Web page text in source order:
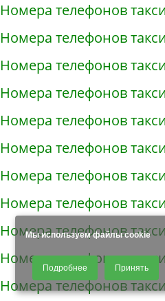
Мы используем файлы cookie
Продолжая использовать наш сайт, Вы
файлов - COOKIES, пользовательских
данные об идентификаторе браузера,
доступа к сайту, история поисковых
Подробнее Принять
Номера телефонов
Номера телефонов
Номера телефонов
Номера телефонов
Номера телефонов
Номера телефонов
Номера телефонов
Номера телефонов
Номера телефонов
Номера телефонов
Номера телефонов